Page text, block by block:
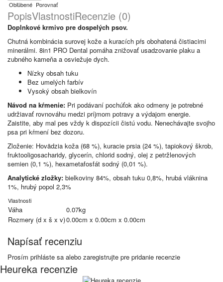
Obľúbené Porovnať
PopisVlastnostiRecenzie (0)
Doplnkové krmivo pre dospelých psov.
Chutná kombinácia surovej kože a kuracích pŕs obohatená čistiacimi
minerálmi. 8in1 PRO Dental pomáha znižovať usadzovanie plaku a
zubného kameňa a osviežuje dych.
Nízky obsah tuku
Bez umelých farbív
Vysoký obsah bielkovín
Návod na kŕmenie: Pri podávaní pochúťok ako odmeny je potrebné
udržiavať rovnováhu medzi príjmom potravy a výdajom energie.
Zaistite, aby mal pes vždy k dispozícii čistú vodu. Nenechávajte svojho
psa pri kŕmení bez dozoru.
Zloženie: Hovädzia koža (68 %), kuracie prsia (24 %), tapiokový škrob,
fruktooligosacharidy, glycerín, chlorid sodný, olej z petržlenových
semien (0,1 %), hexametafosfát sodný (0,01 %).
Analytické zložky: bielkoviny 84%, obsah tuku 0,8%, hrubá vláknina
1%, hrubý popol 2,3%
Vlastnosti
Váha
0.07kg
Rozmery (d x š x v)0.00cm x 0.00cm x 0.00cm
Napísať recenziu
Prosím prihláste sa alebo zaregistrujte pre pridanie recenzie
Heureka recenzie